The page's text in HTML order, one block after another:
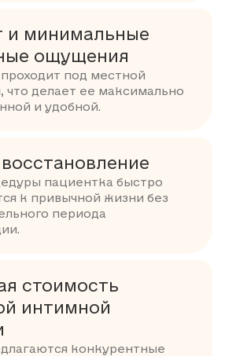
и минимальные
ощущения
под местной
что делает ее максимально
и удобной.
пациентка быстро
к привычной жизни без
периода
стоимость
интимной
конкурентные